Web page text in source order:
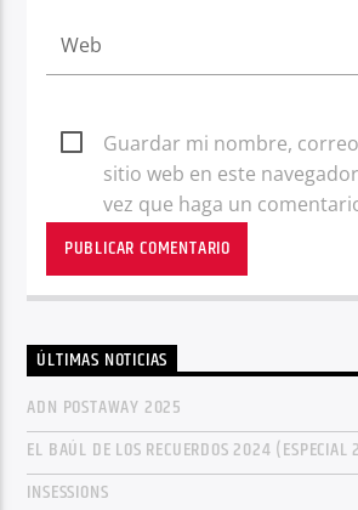
Guardar mi nombre,
sitio web en este
vez que haga un
ÚLTIMAS NOTICIAS
ADN POSTAWAY 2025
EL BAÚL DE LOS RECUERDOS 2024
INSESSIONS